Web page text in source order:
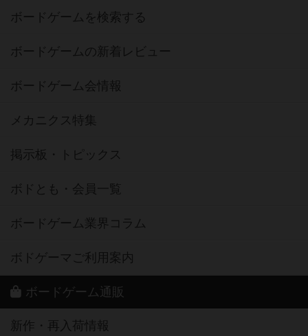
ボードゲームを検索する
ボードゲームの新着レビュー
ボードゲーム会情報
メカニクス特集
掲示板・トピックス
ボドとも・会員一覧
ボードゲーム業界コラム
ボドゲーマご利用案内
ボードゲーム通販
新作・再入荷情報